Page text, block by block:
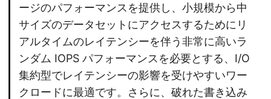
ージのパフォーマンスを提供し、小規模から中
サイズのデータセットにアクセスするためにリ
アルタイムのレイテンシーを伴う非常に高いラ
ンダム IOPS パフォーマンスを必要とする、I/O
集約型でレイテンシーの影響を受けやすいワー
クロードに最適です。さらに、破れた書き込み